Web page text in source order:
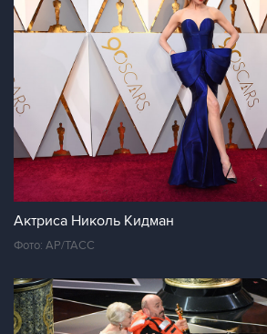
Актриса Николь Кидман
Фото: AP/ТАСС